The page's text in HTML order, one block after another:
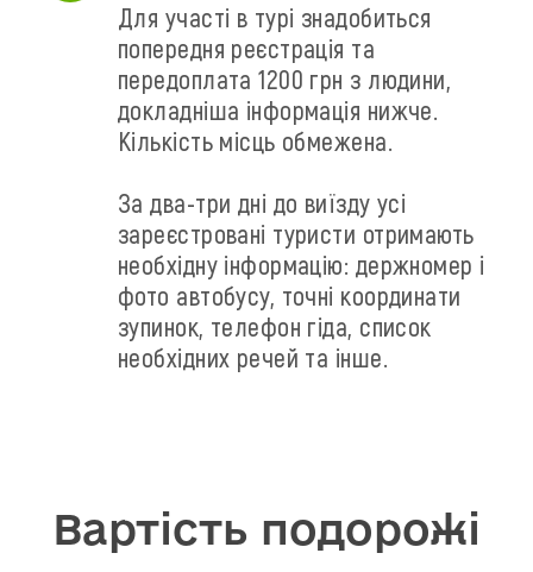
Для участі в турі знадобиться
попередня реєстрація та
передоплата 1200 грн з людини,
докладніша інформація нижче.
Кількість місць обмежена.
За два-три дні до виїзду усі
зареєстровані туристи отримають
необхідну інформацію: держномер і
фото автобусу, точні координати
зупинок, телефон гіда, список
необхідних речей та інше.
Вартість подорожі